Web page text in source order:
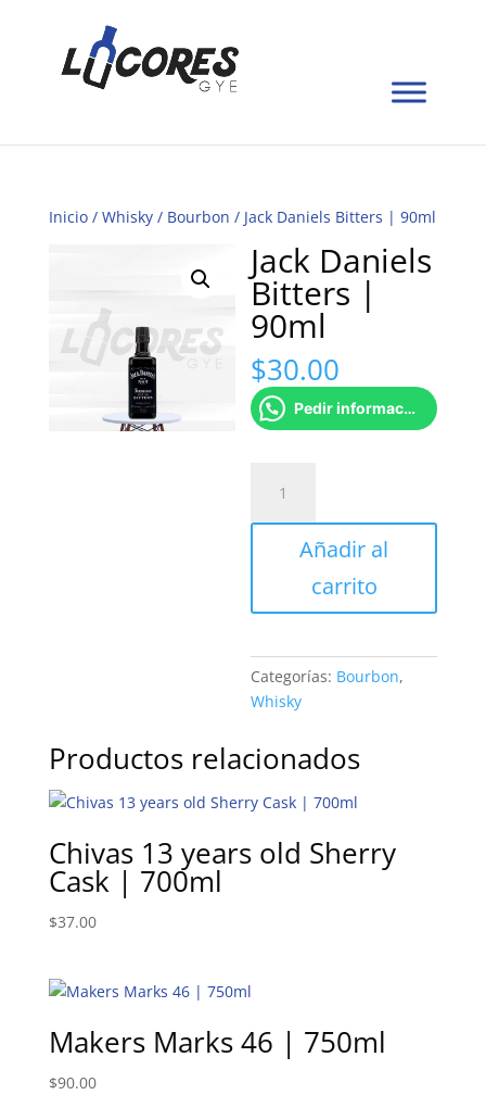
Inicio/ Whisky/ Bourbon / Jack Daniels Bitters | 90ml
Jack Daniels
Bitters |
90ml
$30.00
Pedir información
Daniels
Bitters
cantidad
Añadir al
carrito
Categorías: Bourbon,
Whisky
Productos relacionados
Chivas 13 years old Sherry
Cask | 700ml
$37.00
Makers Marks 46 | 750ml
$90.00